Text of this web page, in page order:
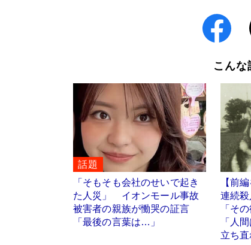
こんな
話題
「そもそも会社のせいで起き
た人災」 イオンモール事故
被害者の親族が慟哭の証言
「最後の言葉は…」
【前
連続
「そ
「人
立ち